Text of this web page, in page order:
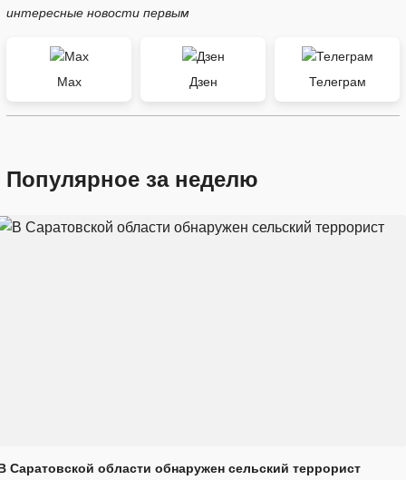
интересные новости первым
Max Дзен Телеграм
Популярное за неделю
Саратовской области обнаружен сельский террорист